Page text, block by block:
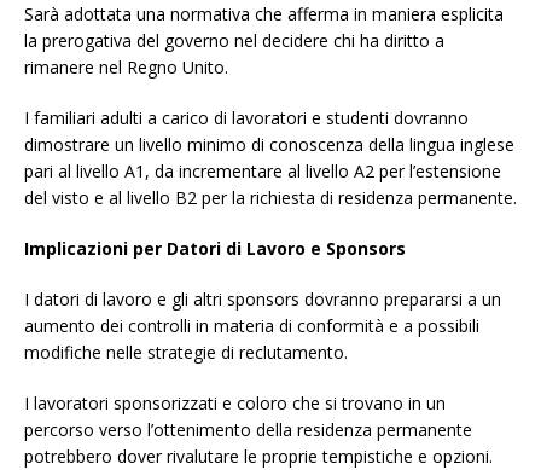
Sarà adottata una normativa che afferma in maniera esplicita
la prerogativa del governo nel decidere chi ha diritto a
rimanere nel Regno Unito.
I familiari adulti a carico di lavoratori e studenti dovranno
dimostrare un livello minimo di conoscenza della lingua inglese
pari al livello A1, da incrementare al livello A2 per l’estensione
del visto e al livello B2 per la richiesta di residenza permanente.
Implicazioni per Datori di Lavoro e Sponsors
I datori di lavoro e gli altri sponsors dovranno prepararsi a un
aumento dei controlli in materia di conformità e a possibili
modifiche nelle strategie di reclutamento.
I lavoratori sponsorizzati e coloro che si trovano in un
percorso verso l’ottenimento della residenza permanente
potrebbero dover rivalutare le proprie tempistiche e opzioni.